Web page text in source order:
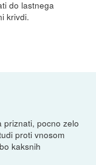
do lastnega
krivdi.
priznati, pocno zelo
proti vnosom
kaksnih